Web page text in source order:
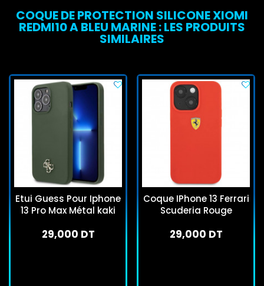
COQUE DE PROTECTION SILICONE XIOMI
REDMI10 A BLEU MARINE : LES PRODUITS
SIMILAIRES
Etui Guess Pour Iphone
13 Pro Max Métal kaki
29,000 DT
Coque IPhone 13 Ferrari
Scuderia Rouge
29,000 DT